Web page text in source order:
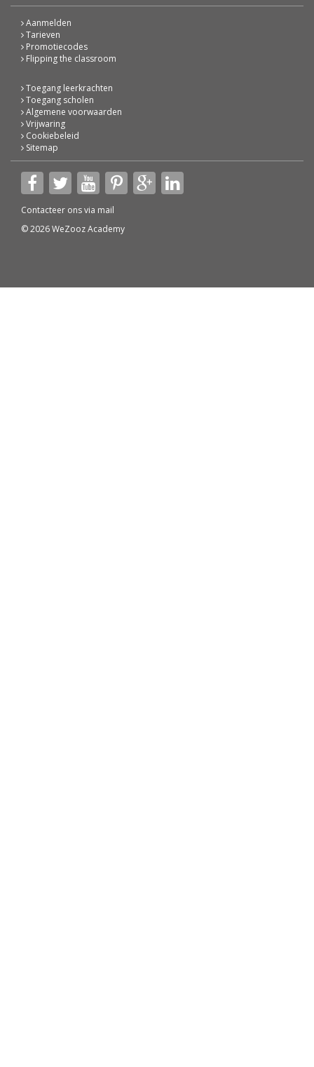
Aanmelden
Tarieven
Promotiecodes
Flipping the classroom
Toegang leerkrachten
Toegang scholen
Algemene voorwaarden
Vrijwaring
Cookiebeleid
Sitemap
Contacteer ons via mail
© 2026 WeZooz Academy